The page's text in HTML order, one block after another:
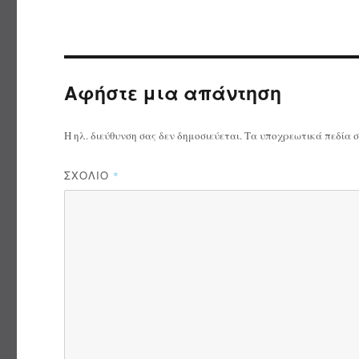
Αφήστε μια απάντηση
Η ηλ. διεύθυνση σας δεν δημοσιεύεται.Τα υποχρεωτικά πεδία
ΣΧΌΛΙΟ *